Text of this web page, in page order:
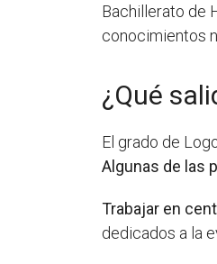
Bachillerato de
conocimientos
¿Qué
El grado de
Algunas de las
Trabajar en
dedicados a la